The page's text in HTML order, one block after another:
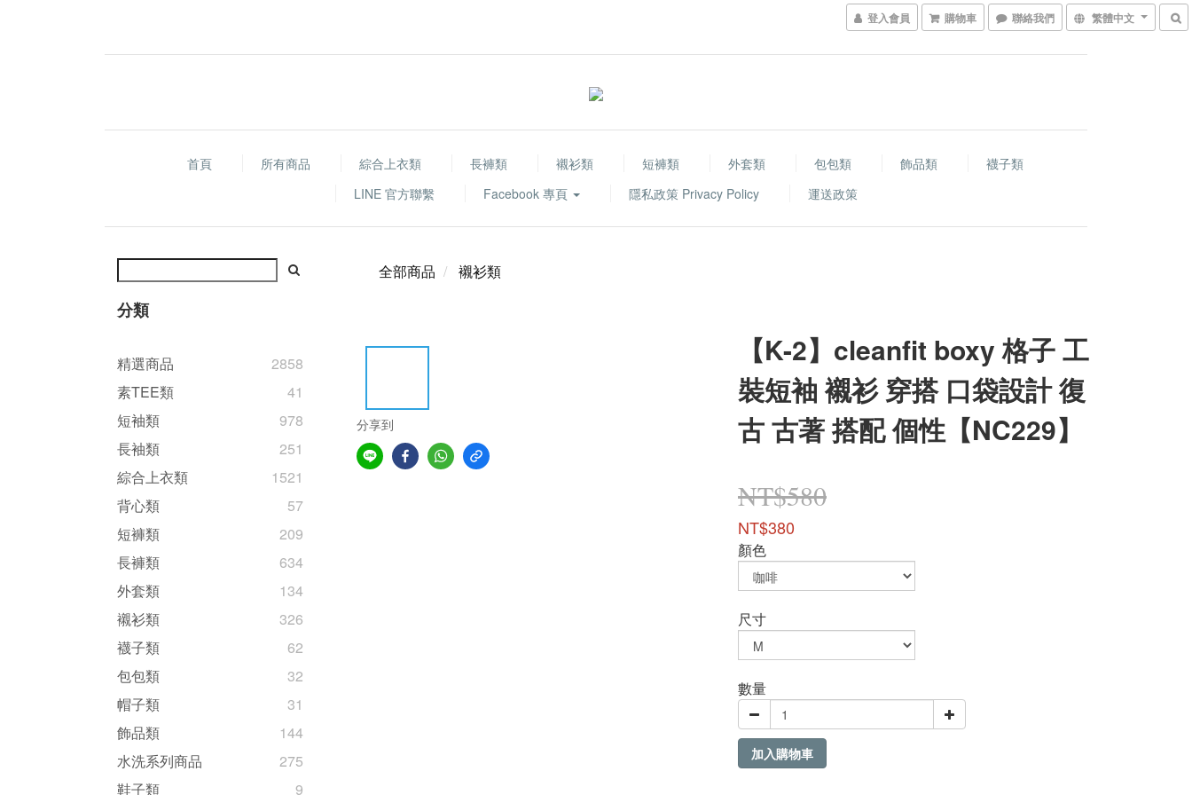
登入會員 購物車 聯絡我們 繁體中文
首頁 所有商品 綜合上衣類 長褲類 襯衫類 短褲類 外套類 包包類 飾品類
襪子類
LINE 官方聯繫
Facebook 專頁 隱私政策 Privacy Policy 運送政策
分類
精選商品
2858
素TEE類
41
短袖類
978
長袖類
251
綜合上衣類
1521
背心類
57
短褲類
209
長褲類
634
外套類
134
襯衫類
326
襪子類
62
包包類
32
帽子類
31
飾品類
144
水洗系列商品
275
鞋子類
9
全部商品 襯衫類
分享到
【K-2】cleanfit boxy 格子 工
裝短袖 襯衫 穿搭 口袋設計 復
古 古著 搭配 個性【NC229】
NT$580
NT$380
顏色
尺寸
數量
加入購物車